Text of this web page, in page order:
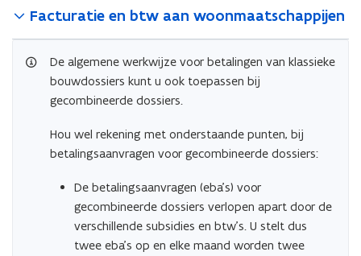
Facturatie en btw aan woonmaatschappijen
De algemene werkwijze voor betalingen van klassieke
bouwdossiers kunt u ook toepassen bij
gecombineerde dossiers.
Hou wel rekening met onderstaande punten, bij
betalingsaanvragen voor gecombineerde dossiers:
De betalingsaanvragen (eba’s) voor
gecombineerde dossiers verlopen apart door de
verschillende subsidies en btw’s. U stelt dus
twee eba’s op en elke maand worden twee